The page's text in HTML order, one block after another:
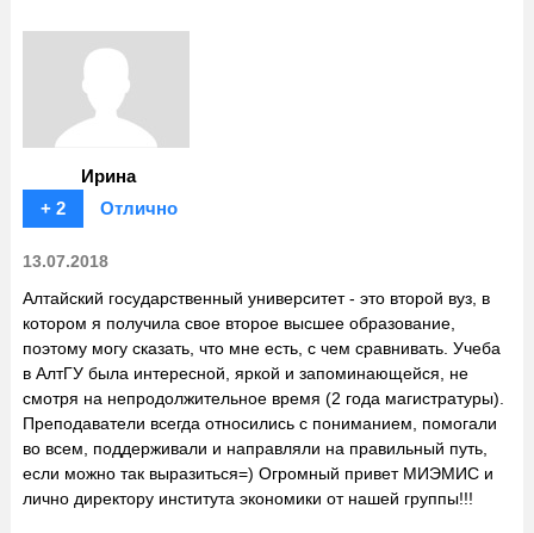
Ирина
+ 2
Отлично
13.07.2018
Алтайский государственный университет - это второй вуз, в
котором я получила свое второе высшее образование,
поэтому могу сказать, что мне есть, с чем сравнивать. Учеба
в АлтГУ была интересной, яркой и запоминающейся, не
смотря на непродолжительное время (2 года магистратуры).
Преподаватели всегда относились с пониманием, помогали
во всем, поддерживали и направляли на правильный путь,
если можно так выразиться=) Огромный привет МИЭМИС и
лично директору института экономики от нашей группы!!!